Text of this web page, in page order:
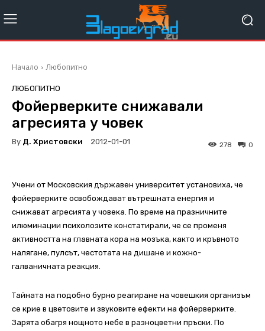
Начало Любопитно
ЛЮБОПИТНО
Фойерверките снижавали
агресията у човек
By Д. Христовски 2012-01-01 0
278
Учени от Московския държавен университет установиха, че
фойерверките освобождават вътрешната енергия и
снижават агресията у човека. По време на празничните
илюминации психолозите констатирали, че се променя
активността на главната кора на мозъка, както и кръвното
налягане, пулсът, честотата на дишане и кожно-
галваничната реакция.
Тайната на подобно бурно реагиране на човешкия организъм
се крие в цветовите и звуковите ефекти на фойерверките.
Зарята обагря нощното небе в разноцветни пръски. По